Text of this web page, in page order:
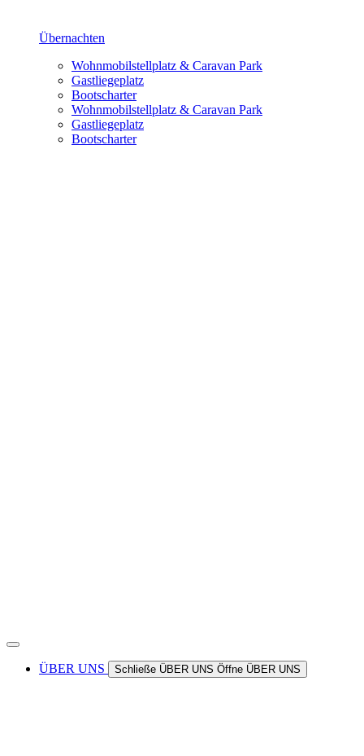
Übernachten
Wohnmobilstellplatz & Caravan Park
Gastliegeplatz
Bootscharter
Wohnmobilstellplatz & Caravan Park
Gastliegeplatz
Bootscharter
ÜBER UNS Schließe ÜBER UNS Öffne ÜBER UNS